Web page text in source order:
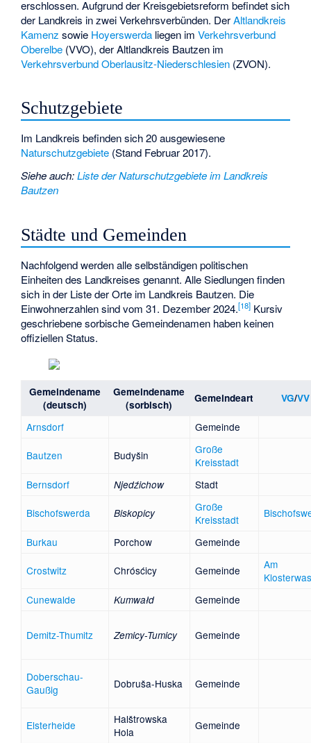
erschlossen. Aufgrund der Kreisgebietsreform befindet sich
der Landkreis in zwei Verkehrsverbünden. DerAltlandkreis
Kamenz sowie Hoyerswerda liegen imVerkehrsverbund
Oberelbe (VVO), der Altlandkreis Bautzen im
Verkehrsverbund Oberlausitz-Niederschlesien (ZVON).
Schutzgebiete
Im Landkreis befinden sich 20 ausgewiesene
Naturschutzgebiete (Stand Februar 2017).
Siehe auch:Liste der Naturschutzgebiete im Landkreis
Bautzen
Städte und Gemeinden
Nachfolgend werden alle selbständigen politischen
Einheiten des Landkreises genannt. Alle Siedlungen finden
sich in der Liste der Orte im Landkreis Bautzen. Die
Einwohnerzahlen sind vom 31. Dezember 2024.[18] Kursiv
geschriebene sorbische Gemeindenamen haben keinen
offiziellen Status.
Gemeindename
(deutsch)
Gemeindename
(sorbisch)
Gemeindeart VG/VV
Arnsdorf Gemeinde
Bautzen Budyšin
Große
Kreisstadt
Bernsdorf
Njedźichow Stadt
Bischofswerda Biskopicy
Große
Kreisstadt
Burkau Porchow Gemeinde
Crostwitz Chrósćicy Gemeinde
Am
Cunewalde
Kumwałd Gemeinde
Demitz-Thumitz Zemicy-Tumicy Gemeinde
Doberschau-
Gaußig
Dobruša-Huska Gemeinde
Elsterheide
Halštrowska
Hola
Gemeinde